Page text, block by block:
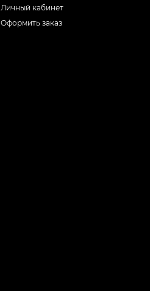
Личный кабинет
Оформить заказ